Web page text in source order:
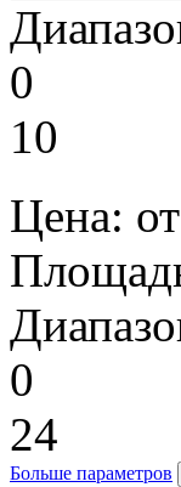
0
10
Цена: от
0
24
Больше параметров